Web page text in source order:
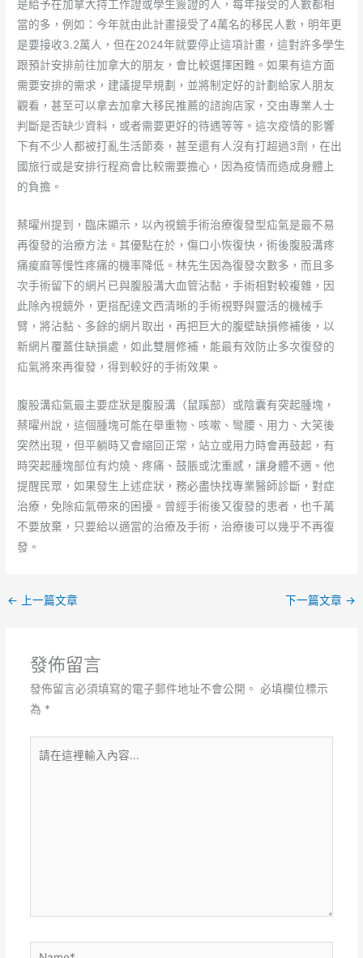
是給予在加拿大持工作證或學生簽證的人，每年接受的人數都相
當的多，例如：今年就由此計畫接受了4萬名的移民人數，明年更
是要接收3.2萬人，但在2024年就要停止這項計畫，這對許多學生
跟預計安排前往加拿大的朋友，會比較選擇困難。如果有這方面
需要安排的需求，建議提早規劃，並將制定好的計劃給家人朋友
觀看，甚至可以拿去加拿大移民推薦的諮詢店家，交由專業人士
判斷是否缺少資料，或者需要更好的待遇等等。這次疫情的影響
下有不少人都被打亂生活節奏，甚至還有人沒有打超過3劑，在出
國旅行或是安排行程商會比較需要擔心，因為疫情而造成身體上
的負擔。
蔡曜州提到，臨床顯示，以內視鏡手術治療復發型疝氣是最不易
再復發的治療方法。其優點在於，傷口小恢復快，術後腹股溝疼
痛痠麻等慢性疼痛的機率降低。林先生因為復發次數多，而且多
次手術留下的網片已與腹股溝大血管沾黏，手術相對較複雜，因
此除內視鏡外，更搭配達文西清晰的手術視野與靈活的機械手
臂，將沾黏、多餘的網片取出，再把巨大的腹壁缺損修補後，以
新網片覆蓋住缺損處，如此雙層修補，能最有效防止多次復發的
疝氣將來再復發，得到較好的手術效果。
腹股溝疝氣最主要症狀是腹股溝（鼠蹊部）或陰囊有突起腫塊，
蔡曜州說，這個腫塊可能在舉重物、咳嗽、彎腰、用力、大笑後
突然出現，但平躺時又會縮回正常，站立或用力時會再鼓起，有
時突起腫塊部位有灼燒、疼痛、鼓脹或沈重感，讓身體不適。他
提醒民眾，如果發生上述症狀，務必盡快找專業醫師診斷，對症
治療，免除疝氣帶來的困擾。曾經手術後又復發的患者，也千萬
不要放棄，只要給以適當的治療及手術，治療後可以幾乎不再復
發。
← 上一篇文章 下一篇文章 →
發佈留言
發佈留言必須填寫的電子郵件地址不會公開。 必填欄位標示
為 *
在
Name*